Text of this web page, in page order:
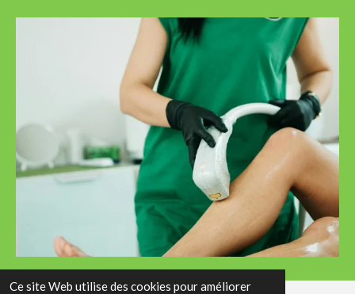
Ce site Web utilise des cookies pour améliorer